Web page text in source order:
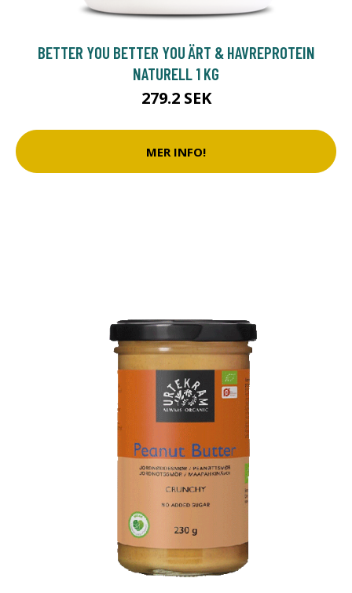
BETTER YOU BETTER YOU ÄRT & HAVREPROTEIN
NATURELL 1 KG
279.2 SEK
MER INFO!